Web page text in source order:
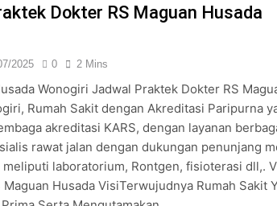
Dokter RS Maguan Husada
2025 0 2 Mins
Wonogiri Jadwal Praktek Dokter RS
Rumah Sakit dengan Akreditasi Paripurna
akreditasi KARS, dengan layanan
rawat jalan dengan dukungan penunjang
meliputi laboratorium, Rontgen, fisioterasi dll,.
Husada VisiTerwujudnya Rumah Sakit